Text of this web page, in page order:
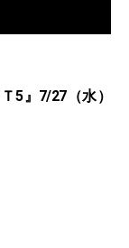
5』7/27（水）